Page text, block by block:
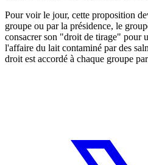
Pour voir le jour, cette proposition
groupe ou par la présidence, le
consacrer son "droit de tirage" pour
l'affaire du lait contaminé par des
droit est accordé à chaque groupe